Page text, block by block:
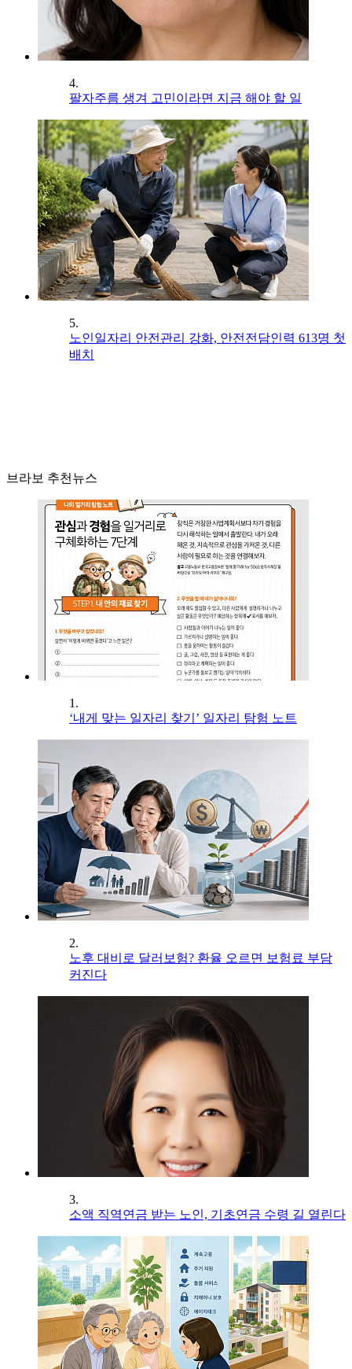
4.
팔자주름 생겨 고민이라면 지금 해야 할 일
5.
노인일자리 안전관리 강화, 안전전담인력 613명 첫
배치
브라보 추천뉴스
1.
‘내게 맞는 일자리 찾기’ 일자리 탐험 노트
2.
노후 대비로 달러보험? 환율 오르면 보험료 부담
커진다
3.
소액 직역연금 받는 노인, 기초연금 수령 길 열린다